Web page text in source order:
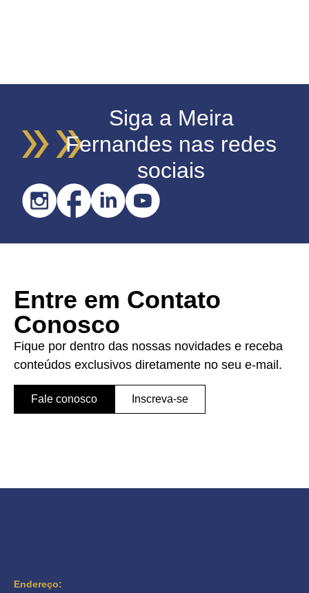
Siga a Meira
Fernandes nas redes
sociais
Entre em Contato
Conosco
Fique por dentro das nossas novidades e receba
conteúdos exclusivos diretamente no seu e-mail.
Fale conosco Inscreva-se
Endereço: